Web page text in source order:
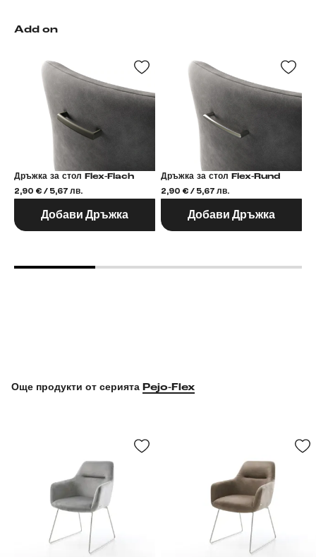
Add on
Дръжка за стол Flex-Flach
2,90 € / 5,67 лв.
Добави Дръжка
Дръжка за стол Flex-Rund
2,90 € / 5,67 лв.
Добави Дръжка
Още продукти от серията Pejo-Flex